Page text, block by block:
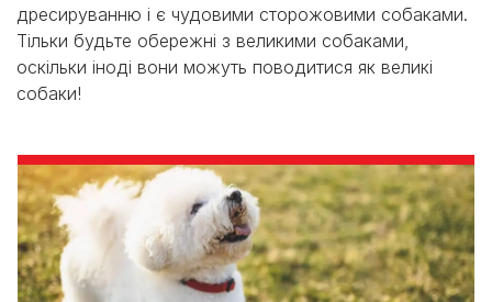
дресируванню і є чудовими сторожовими собаками.
Тільки будьте обережні з великими собаками,
оскільки іноді вони можуть поводитися як великі
собаки!